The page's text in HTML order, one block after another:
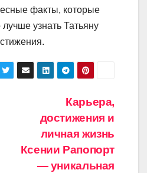
факты, которые
узнать Татьяну
Карьера,
достижения и
личная жизнь
Ксении Рапопорт
— уникальная